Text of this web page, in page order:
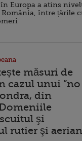
Europa a atins
România, între țările
măsuri de
cazul unui ”no
din
şi
rutier şi aerian